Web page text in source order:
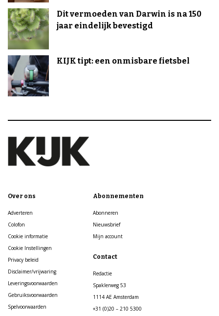
Dit vermoeden van Darwin is na 150
jaar eindelijk bevestigd
KIJK tipt: een onmisbare fietsbel
Over ons
Adverteren
Colofon
Cookie informatie
Cookie Instellingen
Privacy beleid
Disclaimer/vrijwaring
Leveringsvoorwaarden
Gebruiksvoorwaarden
Spelvoorwaarden
Abonnementen
Abonneren
Nieuwsbrief
Mijn account
Contact
Redactie
Spaklerweg 53
1114 AE Amsterdam
+31 (0)20 – 210 5300